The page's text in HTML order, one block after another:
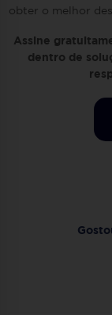
obter o melhor
Assine
dentro de